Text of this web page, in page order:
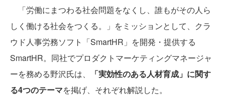
「労働にまつわる社会問題をなくし、誰もがその人ら
しく働ける社会をつくる。」をミッションとして、クラ
ウド人事労務ソフト「SmartHR」を開発・提供する
SmartHR。同社でプロダクトマーケティングマネージャ
ーを務める野沢氏は、
「実効性のある人材育成」に関す
る4つのテーマを掲げ、それぞれ解説した。